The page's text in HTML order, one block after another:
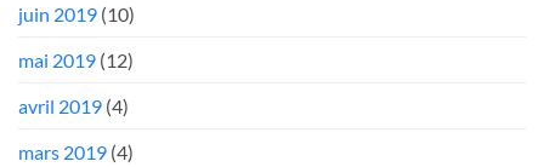
juin 2019 (10)
mai 2019 (12)
avril 2019 (4)
mars 2019 (4)